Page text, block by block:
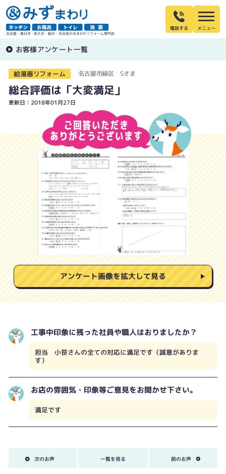
名古屋・春日井・長久手・稲沢・多治見の水まわりリフォーム専門店
電話する
お客様アンケート一覧
給湯器リフォーム 名古屋市緑区 Sさま
総合評価は「大変満足」
更新日：2018年01月27日
アンケート画像を拡大して見る
工事中印象に残った社員や職人はおりましたか？
担当 小笹さんの全ての対応に満足です（誠意がありま
す）
お店の雰囲気・印象等ご意見をお聞かせ下さい。
満足です
次のお声 一覧を見る 前のお声